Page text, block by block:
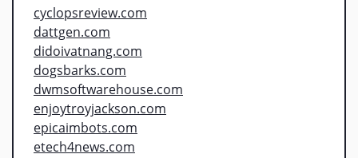
cyclopsreview.com
dattgen.com
didoivatnang.com
dogsbarks.com
dwmsoftwarehouse.com
enjoytroyjackson.com
epicaimbots.com
etech4news.com